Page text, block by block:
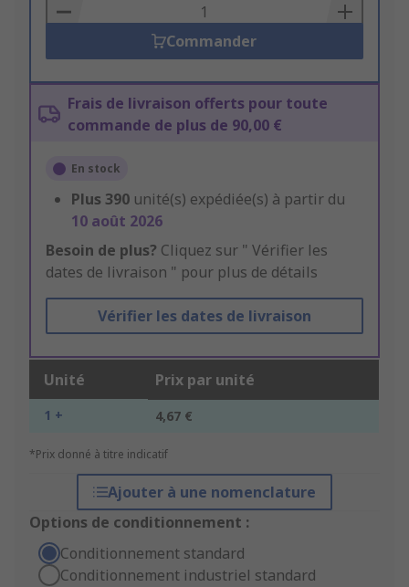
Basket
Commander
Frais de livraison offerts pour toute
commande de plus de 90,00 €
En stock
Plus 390 unité(s) expédiée(s) à partir du
10 août 2026
Besoin de plus? Cliquez sur " Vérifier les
dates de livraison " pour plus de détails
Vérifier les dates de livraison
Unité Prix par unité
1 + 4,67 €
*Prix donné à titre indicatif
Ajouter à une nomenclature
Options de conditionnement :
Conditionnement standard
Conditionnement industriel standard